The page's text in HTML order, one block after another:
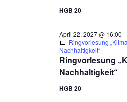
HGB 20
Ringvorlesung
Nachhaltigkeit“
April 22, 2027 @ 16:00 -
Ringvorlesung
Nachhaltigkeit“
HGB 20